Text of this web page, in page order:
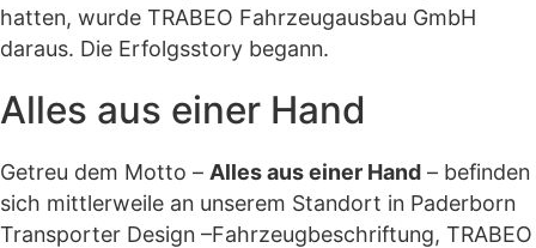
hatten, wurde TRABEO Fahrzeugausbau GmbH
daraus. Die Erfolgsstory begann.
Alles aus einer Hand
Getreu dem Motto – Alles aus einer Hand – befinden
sich mittlerweile an unserem Standort in Paderborn
Transporter Design –Fahrzeugbeschriftung, TRABEO